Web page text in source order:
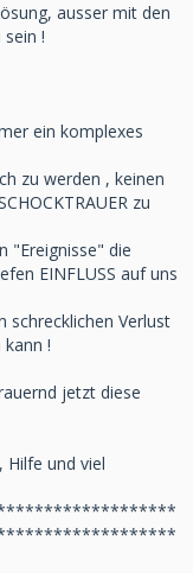
ausser mit den
!
ein komplexes
zu werden , keinen
zu
"Ereignisse" die
EINFLUSS auf uns
schrecklichen Verlust
!
jetzt diese
Hilfe und viel